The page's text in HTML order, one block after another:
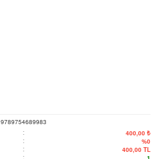
9789754689983
: 400,00 ₺
: %0
: 400,00 TL